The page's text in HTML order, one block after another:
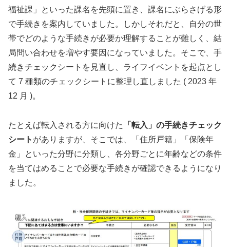
福祉課」といった課名を先頭に置き、課名にぶらさげる形
で手続きを案内していました。しかしそれだと、自分の世
帯でどのような手続きが必要か理解することが難しく、結
局問い合わせを増やす要因になっていました。そこで、手
続きチェックシートを見直し、ライフイベントを起点とし
て 7 種類のチェックシートに整理し直しました ( 2023 年
12 月 )。
たとえば転入される方に向けた
「転入」の手続きチェック
シート がありますが、そこでは、「住所戸籍」「保険年
金」といった分野に分類し、各分野ごとに年齢などの条件
を当てはめることで必要な手続きが確認できるようになり
ました。